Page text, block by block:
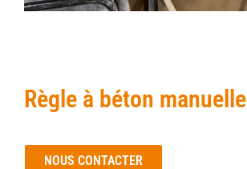
Règle à béton manuelle
NOUS CONTACTER